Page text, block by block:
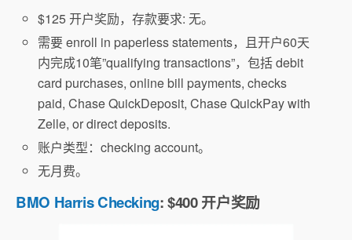
$125 开户奖励，存款要求: 无。
需要 enroll in paperless statements，且开户60天
内完成10笔”qualifying transactions”，包括 debit
card purchases, online bill payments, checks
paid, Chase QuickDeposit, Chase QuickPay with
Zelle, or direct deposits.
账户类型：checking account。
无月费。
BMO Harris Checking: $400 开户奖励